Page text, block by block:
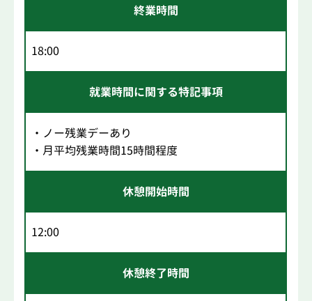
終業時間
18:00
就業時間に関する特記事項
・ノー残業デーあり
・月平均残業時間15時間程度
休憩開始時間
12:00
休憩終了時間